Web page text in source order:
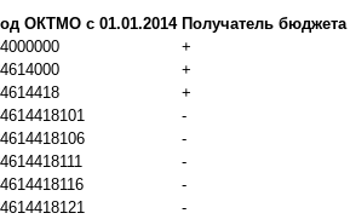
ОКТМО с 01.01.2014 Получатель бюджета
+
+
+
-
-
-
-
-